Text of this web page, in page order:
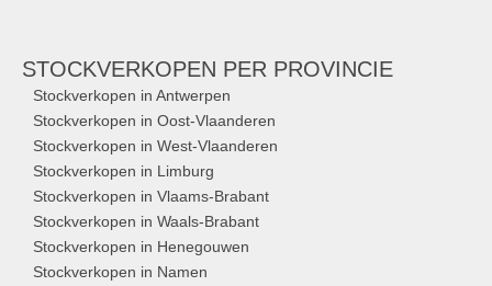
STOCKVERKOPEN PER PROVINCIE
Stockverkopen in Antwerpen
Stockverkopen in Oost-Vlaanderen
Stockverkopen in West-Vlaanderen
Stockverkopen in Limburg
Stockverkopen in Vlaams-Brabant
Stockverkopen in Waals-Brabant
Stockverkopen in Henegouwen
Stockverkopen in Namen